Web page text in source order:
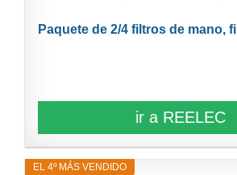
Paquete de 2/4 filtros de mano,
ir a REELEC
EL 4º MÁS VENDIDO